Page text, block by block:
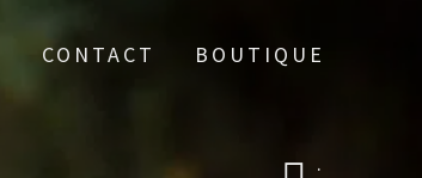
CONTACT BOUTIQUE
.